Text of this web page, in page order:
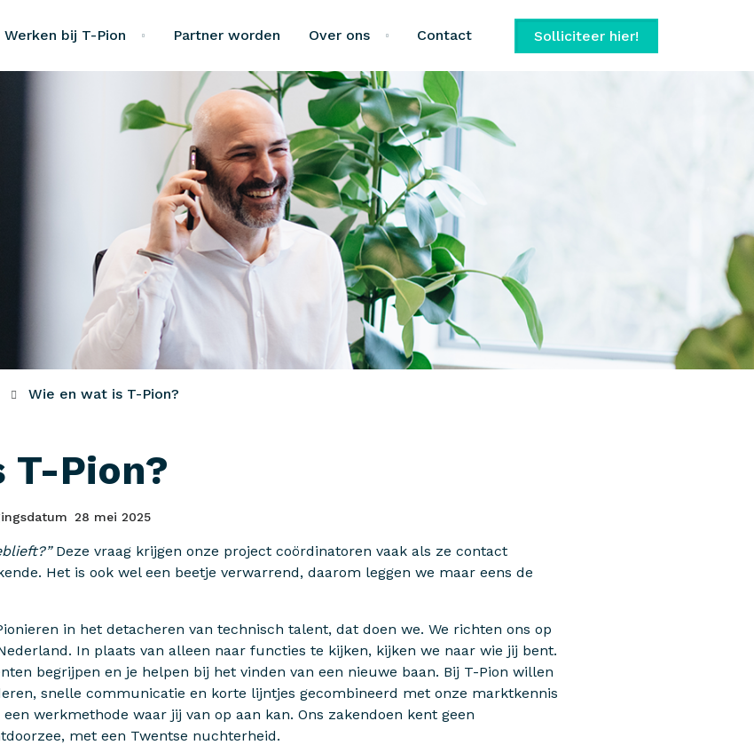
Werken bij T-Pion Partner worden Over ons Contact Solliciteer hier!
Wie en wat is T-Pion?
T-Pion?
28 mei 2025
Deze vraag krijgen onze project coördinatoren vaak als ze contact
Het is ook wel een beetje verwarrend, daarom leggen we maar eens de
in het detacheren van technisch talent, dat doen we. We richten ons op
In plaats van alleen naar functies te kijken, kijken we naar wie jij bent.
begrijpen en je helpen bij het vinden van een nieuwe baan. Bij T-Pion willen
snelle communicatie en korte lijntjes gecombineerd met onze marktkennis
werkmethode waar jij van op aan kan. Ons zakendoen kent geen
met een Twentse nuchterheid.